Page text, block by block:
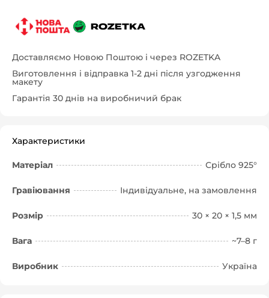
Доставляємо Новою Поштою і через ROZETKA
Виготовлення і відправка 1-2 дні після узгодження
макету
Гарантія 30 днів на виробничий брак
Характеристики
Матеріал Срібло 925°
Гравіювання Індивідуальне, на замовлення
Розмір 30 × 20 × 1,5 мм
Вага ~7–8 г
Виробник Україна